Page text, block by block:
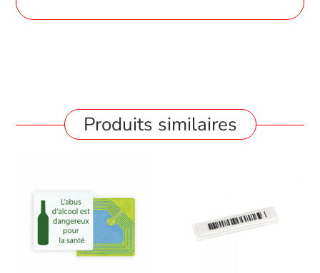
Produits similaires